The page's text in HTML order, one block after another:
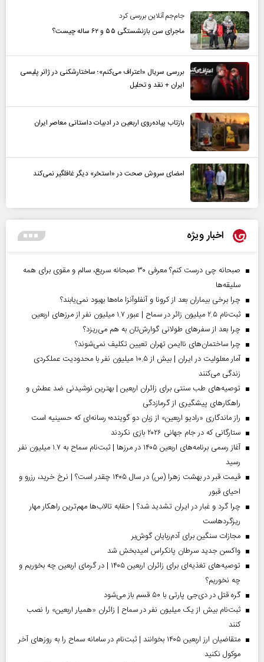
جام‌جم آنلاین بررسی کرد
ماجرای سن بازنشستگی ۵۵ و ۶۲ ساله چیست؟
بررسی سریال «اعتراف می‌کنم»؛ ساختارشکنی در ژانر پلیسی
ایران + نقد و تحلیل
بازتاب پیاده‌روی اربعین در ادبیات داستانی معاصر ایران
امضای سروش صحت در «استخر» دیگر غافلگیر نمی‌کند
اخبار ویژه
صبحانه چی درست کنم؟ معرفی ۳۰ صبحانه سریع، سالم و مقوی برای همه
سلیقه‌ها
چرا برخی بیماران بعد از کرونا و آنفلوآنزا ماه‌ها بهبود نمی‌یابند؟
ثبت‌نام ۲.۵ میلیون زائر در سماح | عبور ۱.۷ میلیون نفر از مرز‌های اربعین
چرا بعد از سفرهای طولانی گوارش‌تان به هم می‌ریزد؟
چرا ساختمان‌های ناایمن تهران تعیین تکلیف نمی‌شوند؟
آمار معلولیت در ایران | بیش از ۱۰.۵ میلیون نفر با محدودیت عملکردی
زندگی می‌کنند
توصیه‌های طب سنتی برای زائران اربعین | بهترین نوشیدنی ضد عطش و
راهکارهای پیشگیری از گرمازدگی
راز ماندگاری «رادیو اربعین» از زبان دو گوینده؛ رسانه‌ای که حسینیه است
ستارگانی که در جام جهانی ۲۰۲۶ بازی نکردند
آغاز رسمی برنامه‌های اربعین ۱۴۰۵ در مرز‌ها | ثبت‌نام سماح به ۱.۷ میلیون نفر
رسید
قیمت قبر در بهشت زهرا (س) در سال ۱۴۰۵ چقدر است؟ | نرخ خرید، رزرو و
احیای قبور
چرا گرد و غبار در ایران تشدید شد؟ | حقابه تالاب‌ها مهم‌ترین راهکار مهار
ریزگردهاست
مجازات سنگین برای آدم‌ربایان گوش‌بر
واکسن جدید سرطان پانکراس امیدبخش شد
توصیه‌های تغذیه‌ای برای زائران اربعین ۱۴۰۵ | در گرمای اربعین چه بخوریم و
چه نخوریم؟
گره قتل در دی‌جی پارتی با ۵۰ قسم باز می‌شود
ثبت‌نام بیش از یک میلیون نفر در سماح | زائران «همیار اربعین» را نصب
کنند
متقاضیان ارز اربعین ۱۴۰۵ بخوانند | ثبت‌نام در سامانه سماح را به روز‌های آخر
موکول نکنید